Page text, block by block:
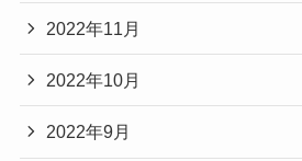
2022年11月
2022年10月
2022年9月